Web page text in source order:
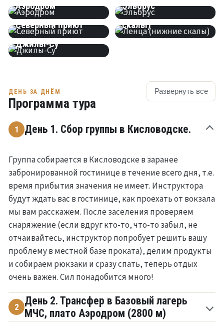
Аэродром
Эльбрус
Северный приют
ГОРА
Ленца (нижние
скалы)
Джилы-Су
ДЕНЬ ЗА ДНЁМ
Программа тура
Развернуть все
1 День 1. Сбор группы в Кисловодске.
Группа собирается в Кисловодске в заранее
забронированной гостинице в течение всего дня, т.е.
время прибытия значения не имеет. Инструктора
будут ждать вас в гостинице, как проехать от вокзала
мы вам расскажем. После заселения проверяем
снаряжение (если вдруг кто-то, что-то забыл, не
отчаивайтесь, инструктор попробует решить вашу
проблему в местной базе проката), делим продукты
и собираем рюкзаки и сразу спать, теперь отдых
очень важен. Сил понадобится много!
2
День 2. Трансфер в Базовый лагерь
МЧС, плато Аэродром (2800 м)